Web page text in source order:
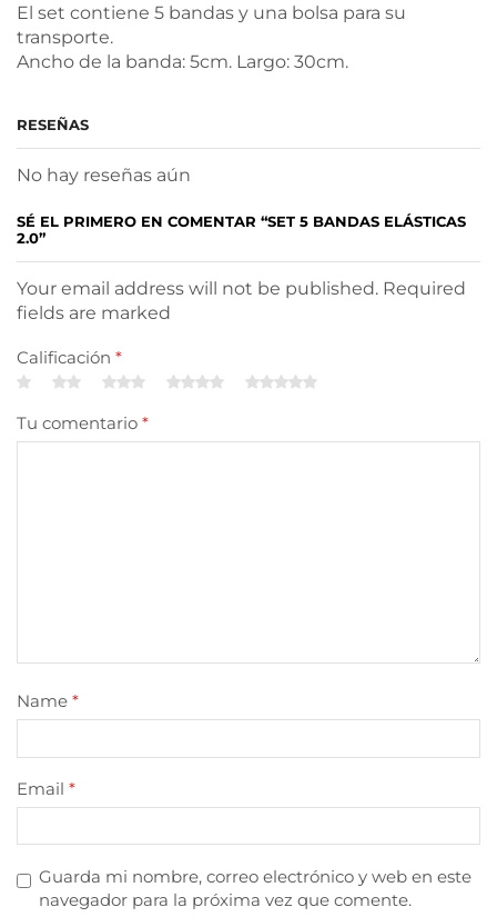
El set contiene 5 bandas y una bolsa para su
transporte.
Ancho de la banda: 5cm. Largo: 30cm.
RESEÑAS
No hay reseñas aún
SÉ EL PRIMERO EN COMENTAR “SET 5 BANDAS ELÁSTICAS
2.0”
Your email address will not be published. Required
fields are marked
Calificación *
Tu comentario *
Name *
Email *
Guarda mi nombre, correo electrónico y web en este
navegador para la próxima vez que comente.